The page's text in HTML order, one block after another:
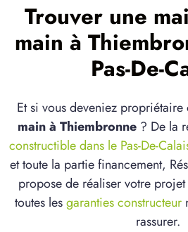
Trouver une
main à
Pas-De-
Et si vous deveniez propriétaire
main à Thiembronne ? De la
constructible dans le Pas-De-
et toute la partie financement,
propose de réaliser votre
toutes lesgaranties constructeur
rassurer.